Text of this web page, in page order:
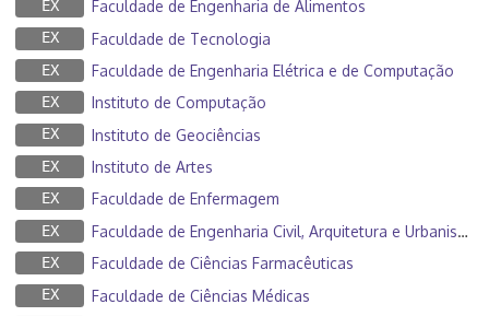
EX Faculdade de Engenharia de Alimentos
EX Faculdade de Tecnologia
EX Faculdade de Engenharia Elétrica e de Computação
EX Instituto de Computação
EX Instituto de Geociências
EX Instituto de Artes
EX Faculdade de Enfermagem
EX Faculdade de Engenharia Civil, Arquitetura e Urbanismo
EX Faculdade de Ciências Farmacêuticas
EX Faculdade de Ciências Médicas